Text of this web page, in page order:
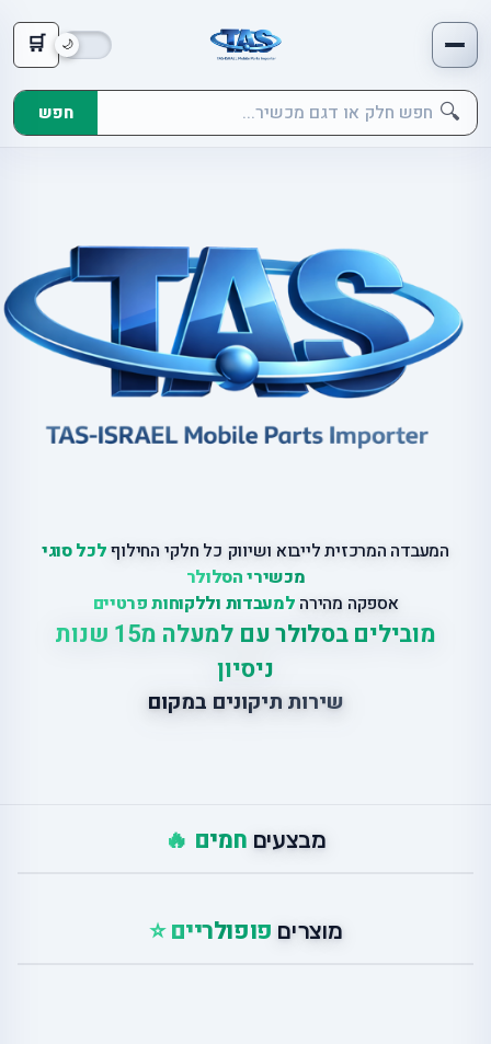
🛒
🔍 חפש
המעבדה המרכזית לייבוא ושיווק כל חלקי החילוףלכל סוגי
מכשירי הסלולר
אספקה מהירה למעבדות וללקוחות פרטיים
מובילים בסלולר עם למעלה מ15 שנות
ניסיון
שירות תיקונים במקום
מבצעים חמים 🔥
מוצרים פופולריים ⭐